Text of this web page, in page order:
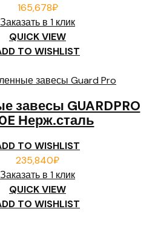
165,678₽
Заказать в 1 клик
QUICK VIEW
TO WISHLIST
завесы Guard Pro
завесы GUARDPRO
Нерж.сталь
TO WISHLIST
235,840₽
Заказать в 1 клик
QUICK VIEW
TO WISHLIST